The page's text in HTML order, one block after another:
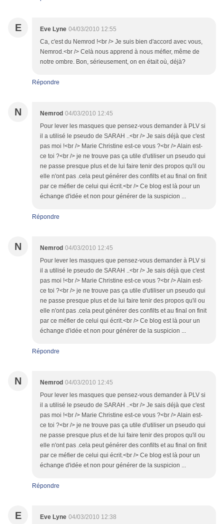
E Eve Lyne 04/03/2010 12:55
Ca, c'est du Nemrod !<br /> Je suis bien d'accord avec vous,
Nemrod.<br /> Celà nous apprend à nous méfier, même de
notre ombre. Bon, sérieusement, on en était où, déjà?
Répondre
N Nemrod 04/03/2010 12:45
Pour lever les masques que pensez-vous demander à PLV si
il a utilisé le pseudo de SARAH ..<br /> Je sais déjà que c'est
pas moi !<br /> Marie Christine est-ce vous ?<br /> Alain est-
ce toi ?<br /> je ne trouve pas ça utile d'utiliser un pseudo qui
ne passe presque plus et de lui faire tenir des propos qu'il ou
elle n'ont pas .cela peut générer des confilts et au final on finit
par ce méfier de celui qui écrit.<br /> Ce blog est là pour un
échange d'idée et non pour générer de la suspicion ...
Répondre
N Nemrod 04/03/2010 12:45
Pour lever les masques que pensez-vous demander à PLV si
il a utilisé le pseudo de SARAH ..<br /> Je sais déjà que c'est
pas moi !<br /> Marie Christine est-ce vous ?<br /> Alain est-
ce toi ?<br /> je ne trouve pas ça utile d'utiliser un pseudo qui
ne passe presque plus et de lui faire tenir des propos qu'il ou
elle n'ont pas .cela peut générer des confilts et au final on finit
par ce méfier de celui qui écrit.<br /> Ce blog est là pour un
échange d'idée et non pour générer de la suspicion ...
Répondre
N Nemrod 04/03/2010 12:45
Pour lever les masques que pensez-vous demander à PLV si
il a utilisé le pseudo de SARAH ..<br /> Je sais déjà que c'est
pas moi !<br /> Marie Christine est-ce vous ?<br /> Alain est-
ce toi ?<br /> je ne trouve pas ça utile d'utiliser un pseudo qui
ne passe presque plus et de lui faire tenir des propos qu'il ou
elle n'ont pas .cela peut générer des confilts et au final on finit
par ce méfier de celui qui écrit.<br /> Ce blog est là pour un
échange d'idée et non pour générer de la suspicion ...
Répondre
E Eve Lyne 04/03/2010 12:38